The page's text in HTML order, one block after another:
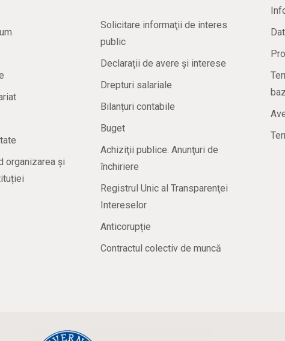
organizarea și
Solicitare informaţii de interes
public
Declarații de avere și interese
Drepturi salariale
Bilanțuri contabile
Buget
Achiziţii publice. Anunţuri de
închiriere
Registrul Unic al Transparenţei
Intereselor
Anticorupție
Contractul colectiv de muncă